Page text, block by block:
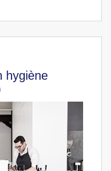
hygiène